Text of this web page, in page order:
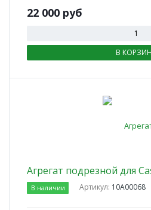
22 000 руб
В
Агрегат подрезной для
В наличии Артикул: 10А00068